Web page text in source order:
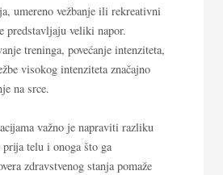
umereno vežbanje ili rekreativni
predstavljaju veliki napor.
treninga, povećanje intenziteta,
visokog intenziteta značajno
na srce.
važno je napraviti razliku
telu i onoga što ga
zdravstvenog stanja pomaže